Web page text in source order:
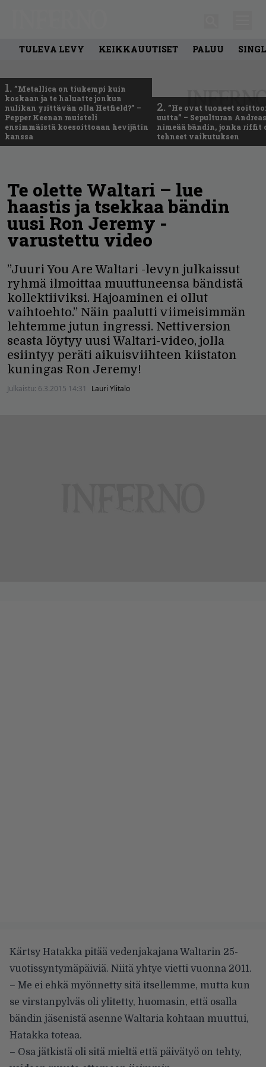
TULEVA LEVY KEIKKAUUTISET PALUU
1. ”Metallica on tiukempi kuin
koskaan ja te haluatte jonkun
nulikan yrittävän olla Hetfield?” –
Pepper Keenan muisteli
ensimmäistä koesoittoaan hevijätin
kanssa
2. ”He ovat tuoneet
uutta” – Sepulturan
nimeää bändin, jonka riffit
tehneet vaikutuksen
Te olette Waltari – lue
haastis ja tsekkaa bändin
uusi Ron Jeremy -
varustettu video
”Juuri You Are Waltari -levyn julkaissut
ryhmä ilmoittaa muuttuneensa bändistä
kollektiiviksi. Hajoaminen ei ollut
vaihtoehto.” Näin paalutti viimeisimmän
lehtemme jutun ingressi. Nettiversion
seasta löytyy uusi Waltari-video, jolla
esiintyy peräti aikuisviihteen kiistaton
kuningas Ron Jeremy!
Julkaistu: 6.3.2015 14:31 Lauri Ylitalo
Kärtsy Hatakka pitää vedenjakajana Waltarin 25-
vuotissyntymäpäiviä. Niitä yhtye vietti vuonna 2011.
– Me ei ehkä myönnetty sitä itsellemme, mutta kun
se virstanpylväs oli ylitetty, huomasin, että osalla
bändin jäsenistä asenne Waltaria kohtaan muuttui,
Hatakka toteaa.
– Osa jätkistä oli sitä mieltä että päivätyö on tehty,